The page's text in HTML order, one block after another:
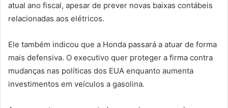
atual ano fiscal, apesar de prever novas baixas contábeis
relacionadas aos elétricos.
Ele também indicou que a Honda passará a atuar de forma
mais defensiva. O executivo quer proteger a firma contra
mudanças nas políticas dos EUA enquanto aumenta
investimentos em veículos a gasolina.